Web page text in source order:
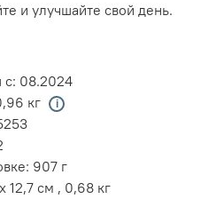
и улучшайте свой день.
с: 08.2024
кг
907 г
12,7 см , 0,68 кг